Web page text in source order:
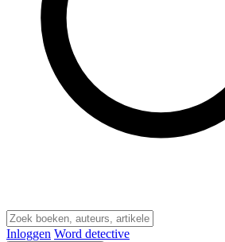
Inloggen Word detective